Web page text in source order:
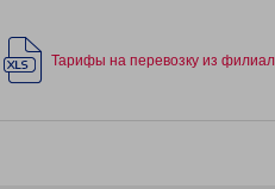
Тарифы на перевозку из